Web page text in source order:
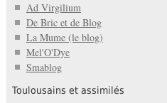
Ad Virgilium
De Bric et de Blog
La Mume (le blog)
Mel'O'Dye
Smablog
Toulousains et assimilés